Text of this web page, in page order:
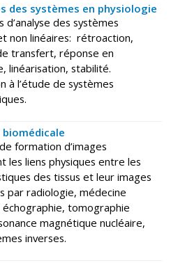
des systèmes en physiologie
d’analyse des systèmes
non linéaires: rétroaction,
transfert, réponse en
linéarisation, stabilité.
à l’étude de systèmes
formation d’images
les liens physiques entre les
des tissus et leur images
par radiologie, médecine
échographie, tomographie
magnétique nucléaire,
inverses.